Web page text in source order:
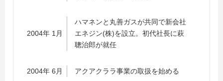
2004年 1月
ハマネンと丸善ガスが共同で新会社
エネジン(株)を設立。初代社長に萩
聰治郎が就任
2004年 6月 アクアクララ事業の取扱を始める